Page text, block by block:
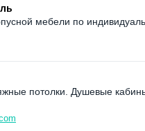
мебели по
потолки. Душевые